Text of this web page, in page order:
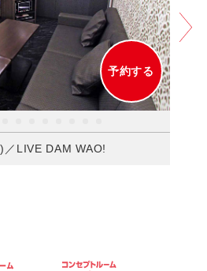
朝までおトクに過ごすならナイト
予約する
LIVE DAM WAO!